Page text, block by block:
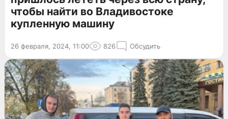
чтобы найти во Владивостоке
купленную машину
26 февраля, 2024, 11:00 826 Обсудить